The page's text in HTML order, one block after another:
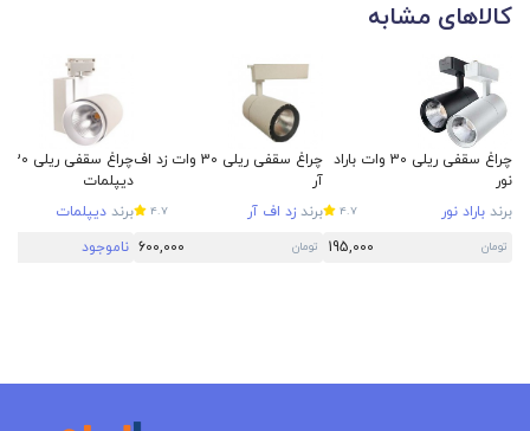
کالاهای مشابه
چراغ سقفی ریلی 30 وات باراد
نور
برند باراد نور 4.7
تومان 195,000
چراغ سقفی ریلی 30 وات زد اف
آر
برند زد اف آر 4.7
تومان 600,000
دیپلمات
برند دیپلمات
ناموجود